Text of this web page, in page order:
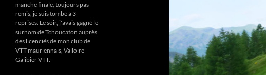
manche finale, toujours pas
remis, je suis tombé à 3
reprises. Le soir, j'avais gagné le
surnom de Tchoucaton auprès
des licenciés de mon club de
VTT mauriennais, Valloire
Galibier VTT.